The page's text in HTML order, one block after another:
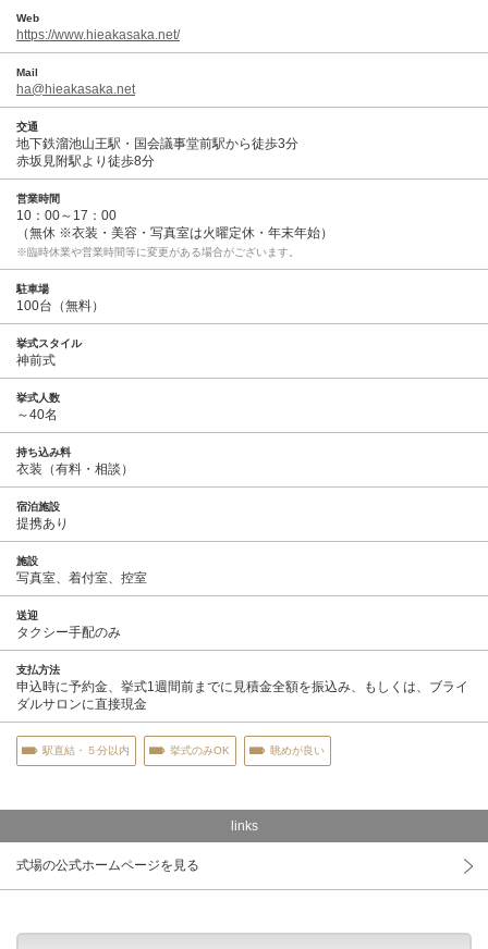
Web
https://www.hieakasaka.net/
Mail
ha@hieakasaka.net
交通
地下鉄溜池山王駅・国会議事堂前駅から徒歩3分
赤坂見附駅より徒歩8分
営業時間
10：00～17：00
（無休 ※衣装・美容・写真室は火曜定休・年末年始）
※臨時休業や営業時間等に変更がある場合がございます。
駐車場
100台（無料）
挙式スタイル
神前式
挙式人数
～40名
持ち込み料
衣装（有料・相談）
宿泊施設
提携あり
施設
写真室、着付室、控室
送迎
タクシー手配のみ
支払方法
申込時に予約金、挙式1週間前までに見積金全額を振込み、もしくは、ブライ
ダルサロンに直接現金
駅直結・５分以内 挙式のみOK 眺めが良い
links
式場の公式ホームページを見る